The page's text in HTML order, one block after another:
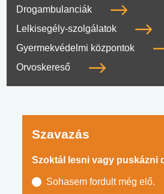
Drogambulanciák
Lelkisegély-szolgálatok
Gyermekvédelmi központok
Orvoskereső
Szavazás
Szoktál lesni vagy puskázni
Sohasem fordult még elő.